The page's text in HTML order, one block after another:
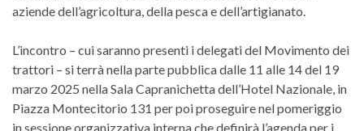
aziende dell’agricoltura, della pesca e dell’artigianato.
L’incontro – cui saranno presenti i delegati del Movimento dei
trattori – si terrà nella parte pubblica dalle 11 alle 14 del 19
marzo 2025 nella Sala Capranichetta dell’Hotel Nazionale, in
Piazza Montecitorio 131 per poi proseguire nel pomeriggio
in sessione organizzativa interna che definirà l’agenda per i